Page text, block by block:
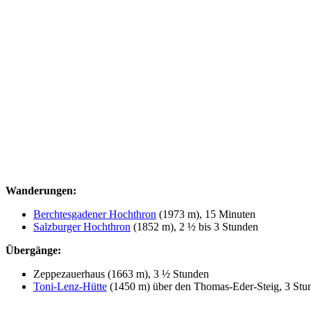
Wanderungen:
Berchtesgadener Hochthron (1973 m), 15 Minuten
Salzburger Hochthron (1852 m), 2 ½ bis 3 Stunden
Übergänge:
Zeppezauerhaus (1663 m), 3 ½ Stunden
Toni-Lenz-Hütte (1450 m) über den Thomas-Eder-Steig, 3